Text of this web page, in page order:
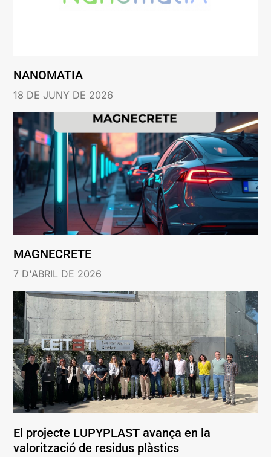
NANOMATIA
18 DE JUNY DE 2026
MAGNECRETE
7 D'ABRIL DE 2026
El projecte LUPYPLAST avança en la
valorització de residus plàstics